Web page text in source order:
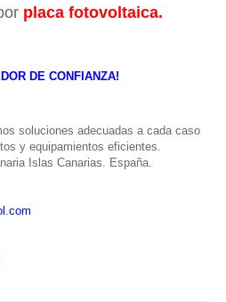
placa fotovoltaica.
DE CONFIANZA!
soluciones adecuadas a cada caso
y equipamientos eficientes.
Islas Canarias. España.